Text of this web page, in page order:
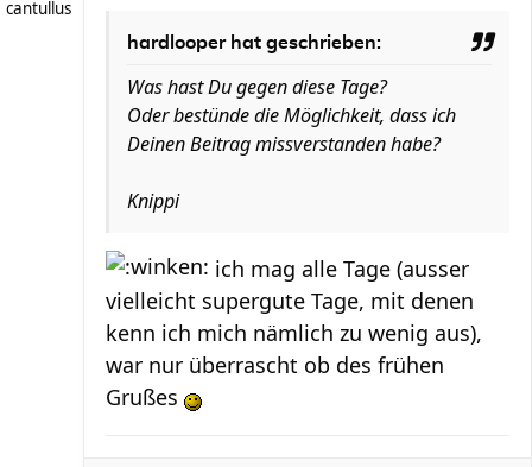
cantullus
hardlooper hat geschrieben:
Was hast Du gegen diese Tage?
Oder bestünde die Möglichkeit, dass ich
Deinen Beitrag missverstanden habe?
Knippi
ich mag alle Tage (ausser
vielleicht supergute Tage, mit denen
kenn ich mich nämlich zu wenig aus),
war nur überrascht ob des frühen
Grußes